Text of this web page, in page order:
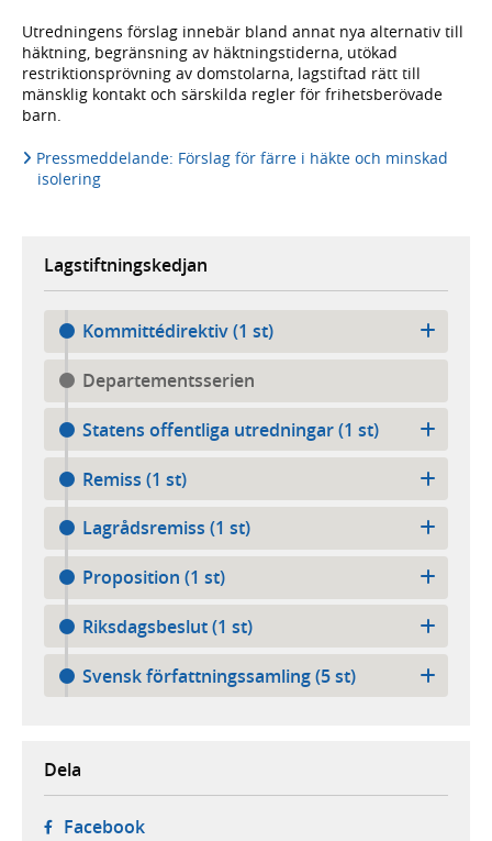
Utredningens förslag innebär bland annat nya alternativ till
häktning, begränsning av häktningstiderna, utökad
restriktionsprövning av domstolarna, lagstiftad rätt till
mänsklig kontakt och särskilda regler för frihetsberövade
barn.
Pressmeddelande: Förslag för färre i häkte och minskad
isolering
Lagstiftningskedjan
Kommittédirektiv (1 st)
Departementsserien
Statens offentliga utredningar (1 st)
Remiss (1 st)
Lagrådsremiss (1 st)
Proposition (1 st)
Riksdagsbeslut (1 st)
Svensk författningssamling (5 st)
Dela
Facebook- öppnas i ny flik, extern webbplats,